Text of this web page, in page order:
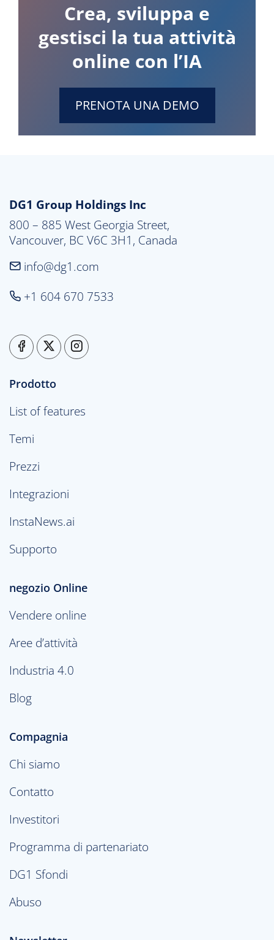
Crea, sviluppa e
gestisci la tua attività
online con l’IA
PRENOTA UNA DEMO
DG1 Group Holdings Inc
800 – 885 West Georgia Street,
Vancouver, BC V6C 3H1, Canada
info@dg1.com
+1 604 670 7533
Prodotto
List of features
Temi
Prezzi
Integrazioni
InstaNews.ai
Supporto
negozio Online
Vendere online
Aree d’attività
Industria 4.0
Blog
Compagnia
Chi siamo
Contatto
Investitori
Programma di partenariato
DG1 Sfondi
Abuso